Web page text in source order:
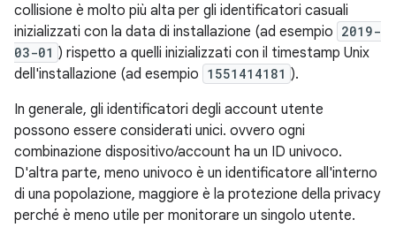
collisione è molto più alta per gli identificatori casuali
inizializzati con la data di installazione (ad esempio 2019-
03-01 ) rispetto a quelli inizializzati con il timestamp Unix
dell'installazione (ad esempio 1551414181 ).
In generale, gli identificatori degli account utente
possono essere considerati unici. ovvero ogni
combinazione dispositivo/account ha un ID univoco.
D'altra parte, meno univoco è un identificatore all'interno
di una popolazione, maggiore è la protezione della privacy
perché è meno utile per monitorare un singolo utente.